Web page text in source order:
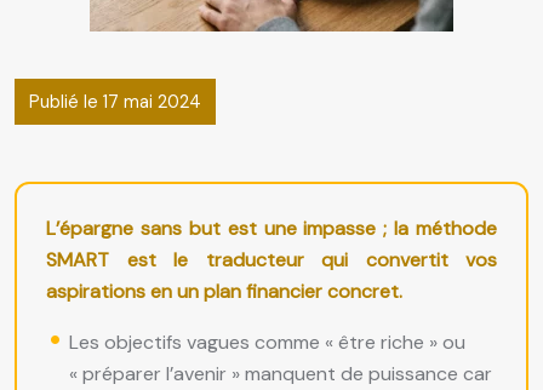
Publié le 17 mai 2024
L’épargne sans but est une impasse ; la méthode
SMART est le traducteur qui convertit vos
aspirations en un plan financier concret.
Les objectifs vagues comme « être riche » ou
« préparer l’avenir » manquent de puissance car